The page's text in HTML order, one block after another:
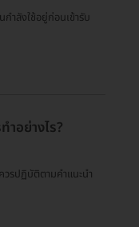
ำลังใช้อยู่ก่อนเข้ารับ
อย่างไร?
รปฏิบัติตามคำแนะนำ